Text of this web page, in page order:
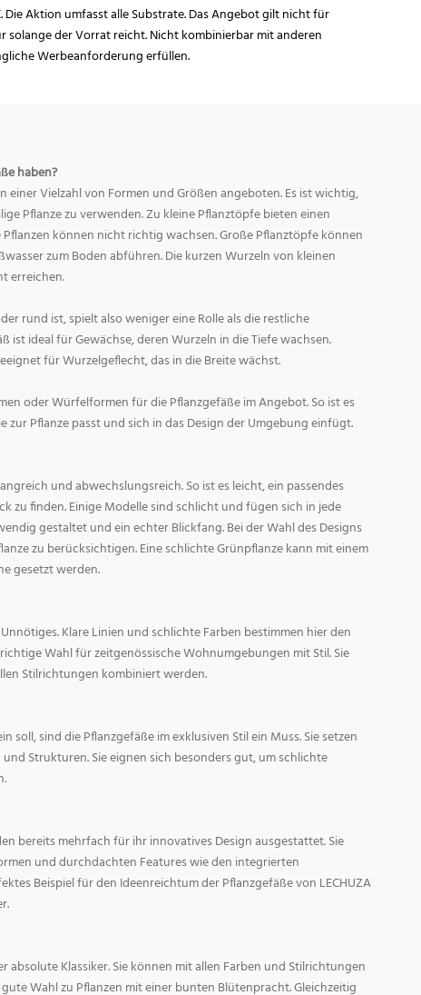
Die Aktion umfasst alle Substrate. Das Angebot gilt nicht für
solange der Vorrat reicht. Nicht kombinierbar mit anderen
Werbeanforderung erfüllen.
haben?
einer Vielzahl von Formen und Größen angeboten. Es ist wichtig,
Pflanze zu verwenden. Zu kleine Pflanztöpfe bieten einen
können nicht richtig wachsen. Große Pflanztöpfe können
zum Boden abführen. Die kurzen Wurzeln von kleinen
erreichen.
rund ist, spielt also weniger eine Rolle als die restliche
ist ideal für Gewächse, deren Wurzeln in die Tiefe wachsen.
für Wurzelgeflecht, das in die Breite wächst.
oder Würfelformen für die Pflanzgefäße im Angebot. So ist es
zur Pflanze passt und sich in das Design der Umgebung einfügt.
und abwechslungsreich. So ist es leicht, ein passendes
zu finden. Einige Modelle sind schlicht und fügen sich in jede
gestaltet und ein echter Blickfang. Bei der Wahl des Designs
zu berücksichtigen. Eine schlichte Grünpflanze kann mit einem
gesetzt werden.
Klare Linien und schlichte Farben bestimmen hier den
Wahl für zeitgenössische Wohnumgebungen mit Stil. Sie
Stilrichtungen kombiniert werden.
soll, sind die Pflanzgefäße im exklusiven Stil ein Muss. Sie setzen
Strukturen. Sie eignen sich besonders gut, um schlichte
bereits mehrfach für ihr innovatives Design ausgestattet. Sie
und durchdachten Features wie den integrierten
Beispiel für den Ideenreichtum der Pflanzgefäße von LECHUZA
absolute Klassiker. Sie können mit allen Farben und Stilrichtungen
Wahl zu Pflanzen mit einer bunten Blütenpracht. Gleichzeitig